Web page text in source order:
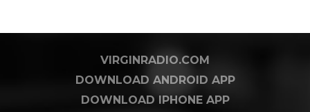
VIRGINRADIO.COM
DOWNLOAD ANDROID APP
DOWNLOAD IPHONE APP